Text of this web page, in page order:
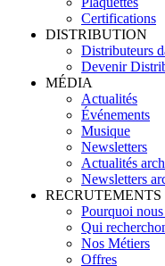
Certifications
DISTRIBUTION
Distributeurs
Devenir
MÉDIA
Actualités
Événements
Musique
Newsletters
Actualités
Newsletters
RECRUTEMENTS
Pourquoi
Qui
Nos Métiers
Offres